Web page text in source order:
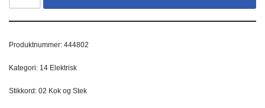
Produktnummer: 444802
Kategori: 14 Elektrisk
Stikkord: 02 Kok og Stek